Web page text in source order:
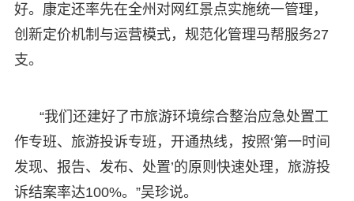
好。康定还率先在全州对网红景点实施统一管理，
创新定价机制与运营模式，规范化管理马帮服务27
支。
“我们还建好了市旅游环境综合整治应急处置工
作专班、旅游投诉专班，开通热线，按照‘第一时间
发现、报告、发布、处置’的原则快速处理，旅游投
诉结案率达100%。”吴珍说。